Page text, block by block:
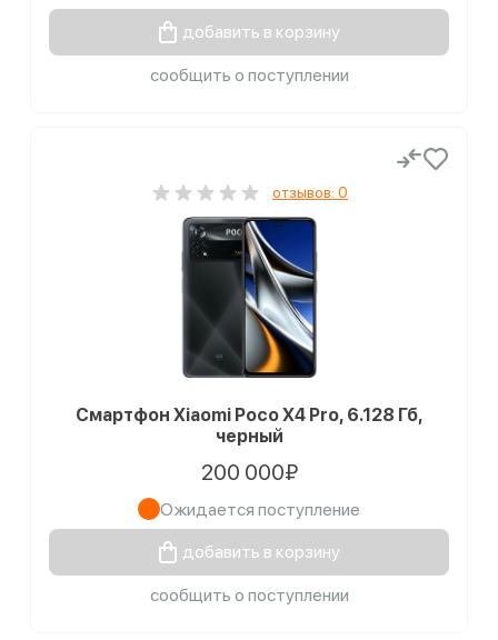
добавить в корзину
сообщить о поступлении
отзывов: 0
Смартфон Xiaomi Poco X4 Pro, 6.128 Гб,
черный
200 000₽
Ожидается поступление
добавить в корзину
сообщить о поступлении